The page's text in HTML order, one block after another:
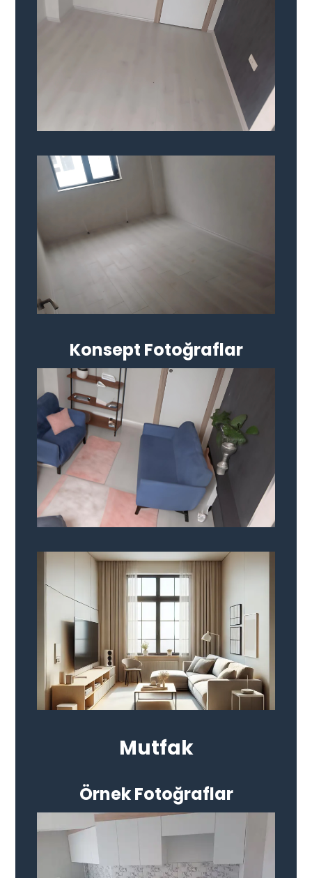
Konsept Fotoğraflar
Mutfak
Örnek Fotoğraflar